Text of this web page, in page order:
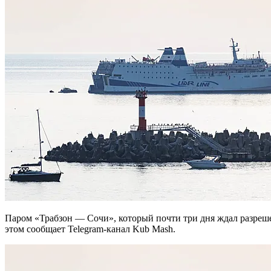
Паром «Трабзон — Сочи», который почти три дня ждал разрешения на вход в порт, отправился обратно в Турцию. Об
этом сообщает Telegram-канал Kub Mash.